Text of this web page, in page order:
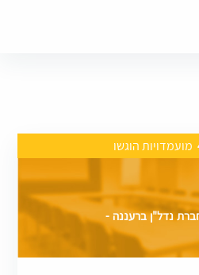
מועמדויות הוגשו
נדל"ן ברעננה -